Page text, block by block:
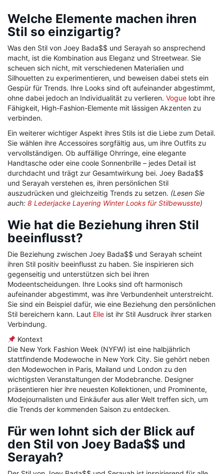
Welche Elemente machen ihren
Stil so einzigartig?
Was den Stil von Joey Bada$$ und Serayah so ansprechend
macht, ist die Kombination aus Eleganz und Streetwear. Sie
scheuen sich nicht, mit verschiedenen Materialien und
Silhouetten zu experimentieren, und beweisen dabei stets ein
Gespür für Trends. Ihre Looks sind oft aufeinander abgestimmt,
ohne dabei jedoch an Individualität zu verlieren. Vogue lobt ihre
Fähigkeit, High-Fashion-Elemente mit lässigen Akzenten zu
verbinden.
Ein weiterer wichtiger Aspekt ihres Stils ist die Liebe zum Detail.
Sie wählen ihre Accessoires sorgfältig aus, um ihre Outfits zu
vervollständigen. Ob auffällige Ohrringe, eine elegante
Handtasche oder eine coole Sonnenbrille – jedes Detail ist
durchdacht und trägt zur Gesamtwirkung bei. Joey Bada$$
und Serayah verstehen es, ihren persönlichen Stil
auszudrücken und gleichzeitig Trends zu setzen. (Lesen Sie
auch: 8 Lederjacke Layering Winter Looks für Stilbewusste)
Wie hat die Beziehung ihren Stil
beeinflusst?
Die Beziehung zwischen Joey Bada$$ und Serayah scheint
ihren Stil positiv beeinflusst zu haben. Sie inspirieren sich
gegenseitig und unterstützen sich bei ihren
Modeentscheidungen. Ihre Looks sind oft harmonisch
aufeinander abgestimmt, was ihre Verbundenheit unterstreicht.
Sie sind ein Beispiel dafür, wie eine Beziehung den persönlichen
Stil bereichern kann. Laut Elle ist ihr Stil Ausdruck ihrer starken
Verbindung.
Kontext
Die New York Fashion Week (NYFW) ist eine halbjährlich
stattfindende Modewoche in New York City. Sie gehört neben
den Modewochen in Paris, Mailand und London zu den
wichtigsten Veranstaltungen der Modebranche. Designer
präsentieren hier ihre neuesten Kollektionen, und Prominente,
Modejournalisten und Einkäufer aus aller Welt treffen sich, um
die Trends der kommenden Saison zu entdecken.
Für wen lohnt sich der Blick auf
den Stil von Joey Bada$$ und
Serayah?